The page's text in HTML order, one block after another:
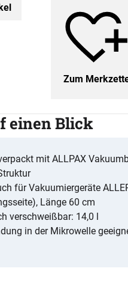
Zum
einen Blick
mit ALLPAX
für Vakuumiergeräte
Länge 60 cm
verschweißbar: 14,0 l
in der Mikrowelle